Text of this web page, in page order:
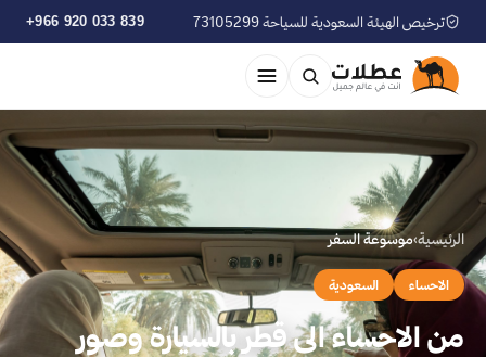
ترخيص الهيئة السعودية للسياحة 73105299 +966 920 033 839
الرئيسية›موسوعة السفر
الاحساء السعودية
من الاحساء الى قطر بالسيارة وصور